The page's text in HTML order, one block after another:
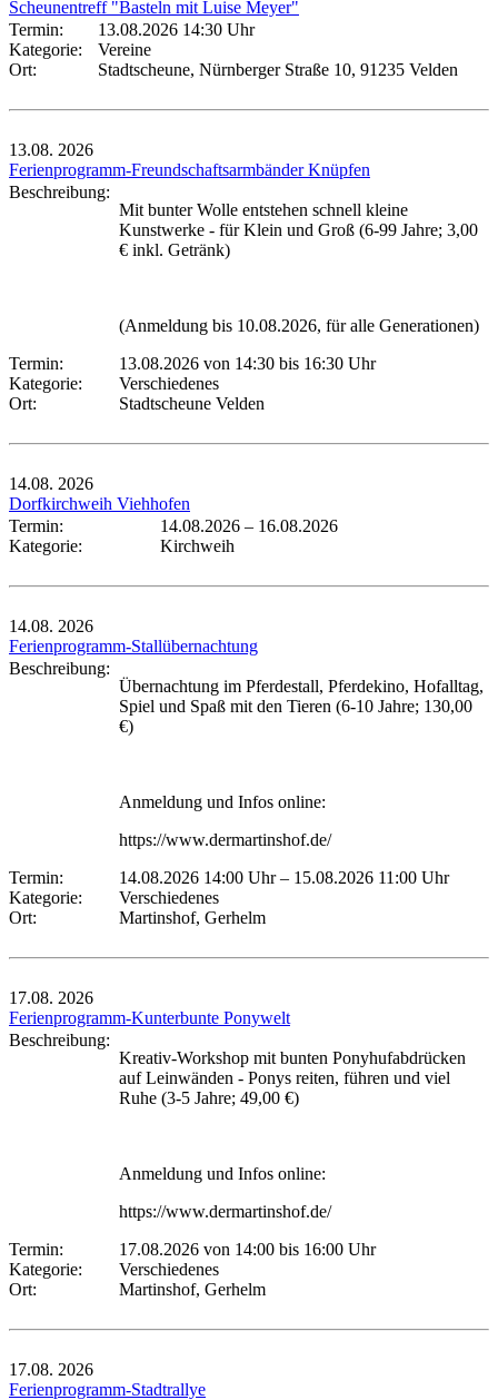
Scheunentreff "Basteln mit Luise Meyer"
Termin:
13.08.2026 14:30 Uhr
Kategorie:
Vereine
Ort:
Stadtscheune, Nürnberger Straße 10, 91235 Velden
13.08. 2026
Ferienprogramm-Freundschaftsarmbänder Knüpfen
Beschreibung:
Mit bunter Wolle entstehen schnell kleine
Kunstwerke - für Klein und Groß (6-99 Jahre; 3,00
€ inkl. Getränk)
(Anmeldung bis 10.08.2026, für alle Generationen)
Termin:
13.08.2026 von 14:30 bis 16:30 Uhr
Kategorie:
Verschiedenes
Ort:
Stadtscheune Velden
14.08. 2026
Dorfkirchweih Viehhofen
Termin:
14.08.2026 – 16.08.2026
Kategorie:
Kirchweih
14.08. 2026
Ferienprogramm-Stallübernachtung
Beschreibung:
Übernachtung im Pferdestall, Pferdekino, Hofalltag,
Spiel und Spaß mit den Tieren (6-10 Jahre; 130,00
€)
Anmeldung und Infos online:
https://www.dermartinshof.de/
Termin:
14.08.2026 14:00 Uhr– 15.08.2026 11:00 Uhr
Kategorie:
Verschiedenes
Ort:
Martinshof, Gerhelm
17.08. 2026
Ferienprogramm-Kunterbunte Ponywelt
Beschreibung:
Kreativ-Workshop mit bunten Ponyhufabdrücken
auf Leinwänden - Ponys reiten, führen und viel
Ruhe (3-5 Jahre; 49,00 €)
Anmeldung und Infos online:
https://www.dermartinshof.de/
Termin:
17.08.2026 von 14:00 bis 16:00 Uhr
Kategorie:
Verschiedenes
Ort:
Martinshof, Gerhelm
17.08. 2026
Ferienprogramm-Stadtrallye